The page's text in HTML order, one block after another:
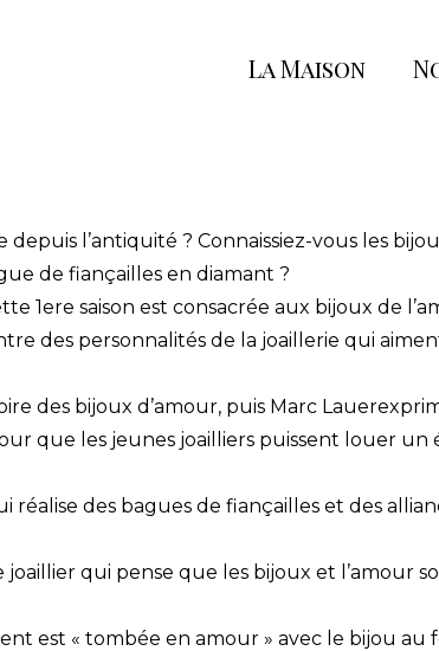
La Maison
depuis l’antiquité ? Connaissiez-vous les
de fiançailles en diamant ?
1ere saison est consacrée aux bijoux de
des personnalités de la joaillerie qui
des bijoux d’amour, puis Marc
que les jeunes joailliers puissent louer
réalise des bagues de fiançailles et des
qui pense que les bijoux et l’amour
est « tombée en amour » avec le bijou au